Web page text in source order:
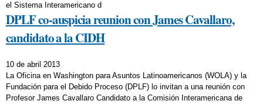
el Sistema Interamericano d
DPLF co-auspicia reunion con James Cavallaro,
candidato a la CIDH
10 de abril 2013
La Oficina en Washington para Asuntos Latinoamericanos (WOLA) y la
Fundación para el Debido Proceso (DPLF) lo invitan a una reunión con
Profesor James Cavallaro Candidato a la Comisión Interamericana de